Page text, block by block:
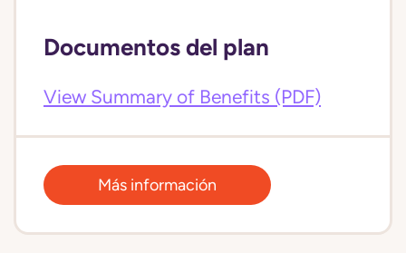
Documentos del plan
View Summary of Benefits (PDF)
Más información